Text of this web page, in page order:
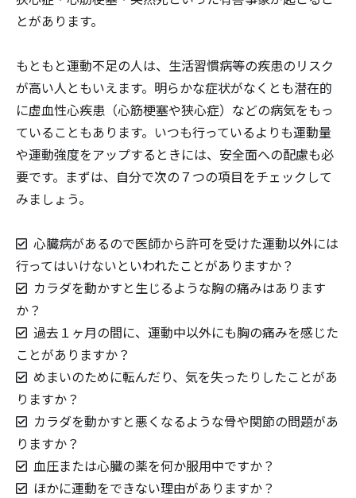
とがあります。
もともと運動不足の人は、生活習慣病等の疾患のリスク
が高い人ともいえます。明らかな症状がなくとも潜在的
に虚血性心疾患（心筋梗塞や狭心症）などの病気をもっ
ていることもあります。いつも行っているよりも運動量
や運動強度をアップするときには、安全面への配慮も必
要です。まずは、自分で次の７つの項目をチェックして
みましょう。
心臓病があるので医師から許可を受けた運動以外には
行ってはいけないといわれたことがありますか？
カラダを動かすと生じるような胸の痛みはあります
か？
過去１ヶ月の間に、運動中以外にも胸の痛みを感じた
ことがありますか？
めまいのために転んだり、気を失ったりしたことがあ
りますか？
カラダを動かすと悪くなるような骨や関節の問題があ
りますか？
血圧または心臓の薬を何か服用中ですか？
ほかに運動をできない理由がありますか？